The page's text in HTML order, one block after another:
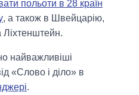
польоти в 28 країн
, а також в Швейцарію,
Ліхтенштейн.
найважливіші
«Слово і діло» в
.